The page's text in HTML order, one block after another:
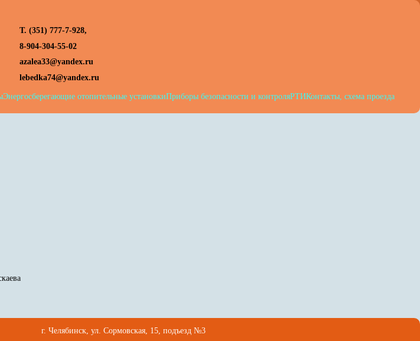
Т. (351) 777-7-928,
8-904-304-55-02
azalea33@yandex.ru
lebedka74@yandex.ru
Энергосберегающие отопительные установкиПриборы безопасности и контроляРТИКонтакты, схема проезда
г. Челябинск, ул. Сормовская, 15, подъезд №3